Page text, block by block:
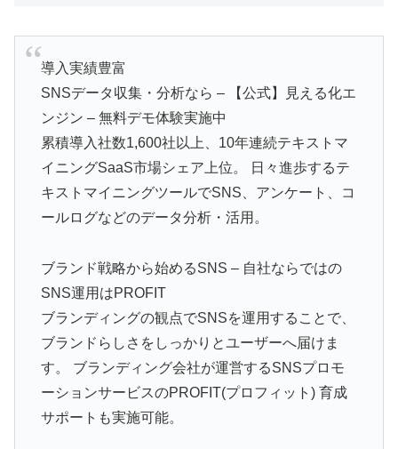
導入実績豊富
SNSデータ収集・分析なら – 【公式】見える化エ
ンジン – 無料デモ体験実施中
累積導入社数1,600社以上、10年連続テキストマ
イニングSaaS市場シェア上位。 日々進歩するテ
キストマイニングツールでSNS、アンケート、コ
ールログなどのデータ分析・活用。
ブランド戦略から始めるSNS – 自社ならではの
SNS運用はPROFIT
ブランディングの観点でSNSを運用することで、
ブランドらしさをしっかりとユーザーへ届けま
す。 ブランディング会社が運営するSNSプロモ
ーションサービスのPROFIT(プロフィット) 育成
サポートも実施可能。